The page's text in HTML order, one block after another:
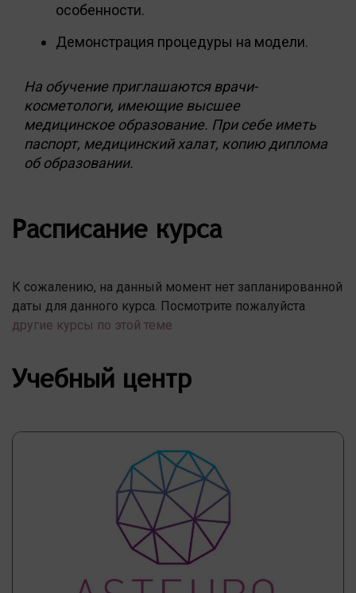
особенности.
Демонстрация процедуры на модели.
На обучение приглашаются врачи-
косметологи, имеющие высшее
медицинское образование. При себе иметь
паспорт, медицинский халат, копию диплома
об образовании.
Расписание курса
К сожалению, на данный момент нет запланированной
даты для данного курса. Посмотрите пожалуйста
другие курсы по этой теме
Учебный центр